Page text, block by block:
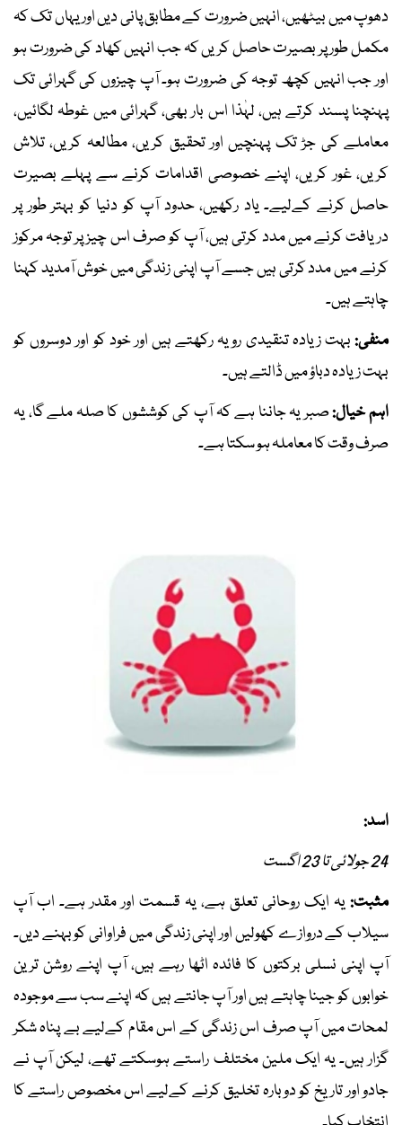
دھوپ میں بیٹھیں، انہیں ضرورت کے مطابق پانی دیں اور یہاں تک کہ
مکمل طور پر بصیرت حاصل کریں کہ جب انہیں کھاد کی ضرورت ہو
اور جب انہیں کچھ توجہ کی ضرورت ہو۔ آپ چیزوں کی گہرائی تک
پہنچنا پسند کرتے ہیں، لہٰذا اس بار بھی، گہرائی میں غوطہ لگائیں،
معاملے کی جڑ تک پہنچیں اور تحقیق کریں، مطالعہ کریں، تلاش
کریں، غور کریں، اپنے خصوصی اقدامات کرنے سے پہلے بصیرت
حاصل کرنے کےلیے۔ یاد رکھیں، حدود آپ کو دنیا کو بہتر طور پر
دریافت کرنے میں مدد کرتی ہیں، آپ کو صرف اس چیز پر توجہ مرکوز
کرنے میں مدد کرتی ہیں جسے آپ اپنی زندگی میں خوش آمدید کہنا
چاہتے ہیں۔
منفی:بہت زیادہ تنقیدی رویہ رکھتے ہیں اور خود کو اور دوسروں کو
بہت زیادہ دباؤ میں ڈالتے ہیں۔
اہم خیال:صبر یہ جاننا ہے کہ آپ کی کوششوں کا صلہ ملے گا، یہ
صرف وقت کا معاملہ ہو سکتا ہے۔
اسد:
24 جولائی تا 23 اگست
مثبت:یہ ایک روحانی تعلق ہے، یہ قسمت اور مقدر ہے۔ اب آپ
سیلاب کے دروازے کھولیں اور اپنی زندگی میں فراوانی کو بہنے دیں۔
آپ اپنی نسلی برکتوں کا فائدہ اٹھا رہے ہیں، آپ اپنے روشن ترین
خوابوں کو جینا چاہتے ہیں اور آپ جانتے ہیں کہ اپنے سب سے موجودہ
لمحات میں آپ صرف اس زندگی کے اس مقام کےلیے بے پناہ شکر
گزار ہیں۔ یہ ایک ملین مختلف راستے ہوسکتے تھے، لیکن آپ نے
جادو اور تاریخ کو دوبارہ تخلیق کرنے کےلیے اس مخصوص راستے کا